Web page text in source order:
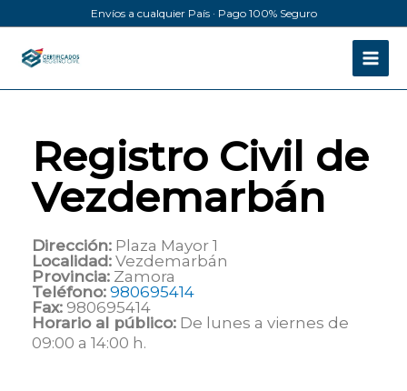
al
contenido
Envíos a cualquier País · Pago 100% Seguro
Registro Civil de
Vezdemarbán
Dirección: Plaza Mayor 1
Localidad: Vezdemarbán
Provincia: Zamora
Teléfono: 980695414
Fax: 980695414
Horario al público: De lunes a viernes de
09:00 a 14:00 h.